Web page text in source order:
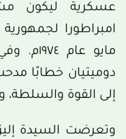
عسكرية ليكون
مايو
دوميتيان خطابًا
إلى القوة والسلطة،
وتعرضت السيدة